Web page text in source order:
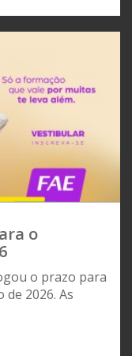
o
o prazo para
2026. As